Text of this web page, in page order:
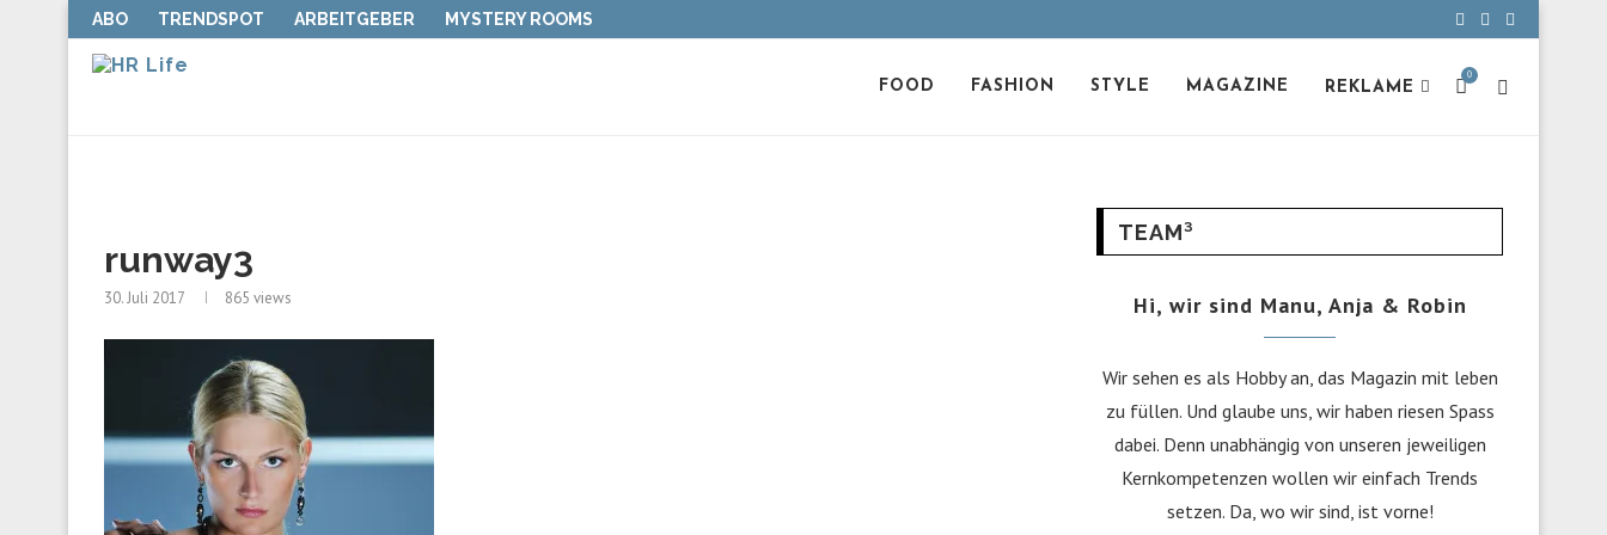
ABO TRENDSPOT ARBEITGEBER MYSTERY ROOMS
FOOD FASHION STYLE MAGAZINE REKLAME
0
runway3
30. Juli 2017 865 views
TEAM³
Hi, wir sind Manu, Anja & Robin
Wir sehen es als Hobby an, das Magazin mit leben
zu füllen. Und glaube uns, wir haben riesen Spass
dabei. Denn unabhängig von unseren jeweiligen
Kernkompetenzen wollen wir einfach Trends
setzen. Da, wo wir sind, ist vorne!